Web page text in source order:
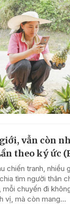
vẫn còn
theo ký ức
chiến tranh, nhiều
tìm người thân
mỗi chuyến đi
vị, mà còn mang...